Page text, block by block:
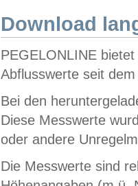
Download
PEGELONLINE
Abflusswerte seit
Bei den
Diese Messwerte
oder andere
Die Messwerte sind